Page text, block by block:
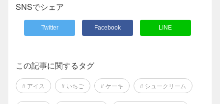
SNSでシェア
Twitter Facebook LINE
この記事に関するタグ
# アイス # いちご # ケーキ # シュークリーム